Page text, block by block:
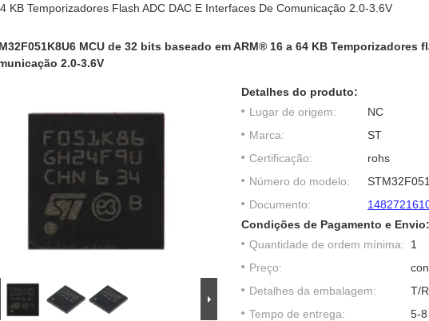
Temporizadores Flash ADC DAC E Interfaces De Comunicação 2.0-3.6V
MCU de 32 bits baseado em ARM® 16 a 64 KB Temporizadores
2.0-3.6V
Detalhes do produto:
Lugar de origem:
NC
Marca:
ST
Certificação:
rohs
Número do modelo:
Documento:
Condições de Pagamento e Envio:
Quantidade de ordem mínima:
1
Preço:
Detalhes da embalagem:
T/R
Tempo de entrega:
5-